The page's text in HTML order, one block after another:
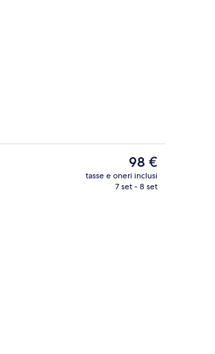
Il
prezzo
attuale
98 €
tasse e oneri inclusi
7 set - 8 set